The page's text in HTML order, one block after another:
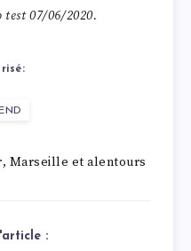
test 07/06/2020.
, Marseille et alentours
: